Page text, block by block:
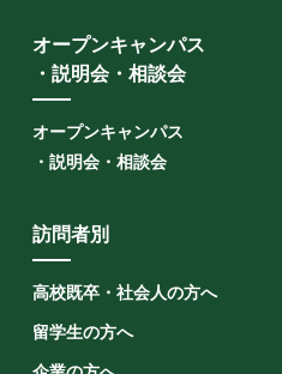
オープンキャンパス
・説明会・相談会
オープンキャンパス
・説明会・相談会
訪問者別
高校既卒・社会人の方へ
留学生の方へ